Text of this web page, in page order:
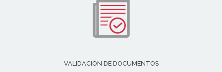
VALIDACIÓN DE DOCUMENTOS